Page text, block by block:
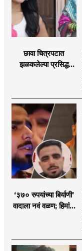
छावा चित्रपटात
झळकलेल्या प्रसिद्ध
हळहळ
‘३७० रुपयांच्या बिर्याणी’
वादाला नवं वळण; हिमांशू
म्हणाला?